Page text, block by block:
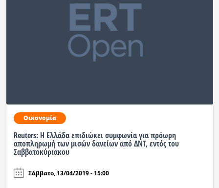
Οικονομία
Reuters: Η Ελλάδα επιδιώκει συμφωνία για πρόωρη
αποπληρωμή των μισών δανείων από ΔΝΤ, εντός του
Σαββατοκύριακου
Σάββατο, 13/04/2019 - 15:00